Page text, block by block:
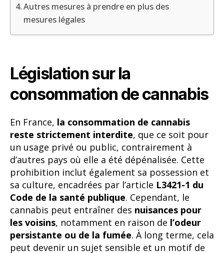
Autres mesures à prendre en plus des
mesures légales
Législation sur la
consommation de cannabis
En France, la consommation de cannabis
reste strictement interdite, que ce soit pour
un usage privé ou public, contrairement à
d’autres pays où elle a été dépénalisée. Cette
prohibition inclut également sa possession et
sa culture, encadrées par l’article L3421-1 du
Code de la santé publique. Cependant, le
cannabis peut entraîner des nuisances pour
les voisins, notamment en raison de l’odeur
persistante ou de la fumée. À long terme, cela
peut devenir un sujet sensible et un motif de